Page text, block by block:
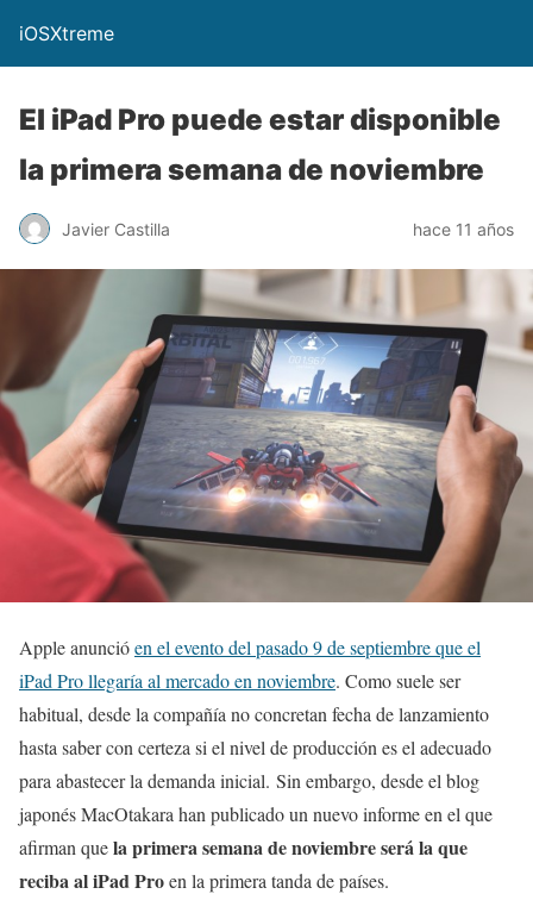
iOSXtreme
El iPad Pro puede estar disponible
la primera semana de noviembre
Javier Castilla hace 11 años
Apple anuncióen el evento del pasado 9 de septiembre que el
iPad Pro llegaría al mercado en noviembre. Como suele ser
habitual, desde la compañía no concretan fecha de lanzamiento
hasta saber con certeza si el nivel de producción es el adecuado
para abastecer la demanda inicial. Sin embargo, desde el blog
japonés MacOtakara han publicado un nuevo informe en el que
afirman quela primera semana de noviembre será la que
reciba al iPad Proen la primera tanda de países.